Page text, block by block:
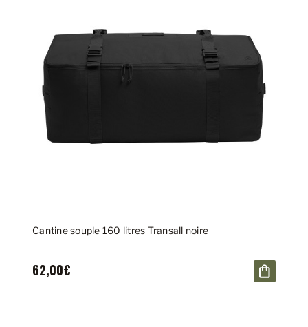
Cantine souple 160 litres Transall noire
62,00€